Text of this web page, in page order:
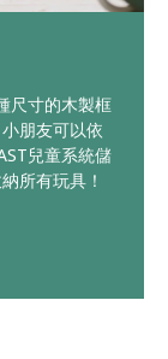
尺寸的木製框
朋友可以依
兒童系統儲
所有玩具！